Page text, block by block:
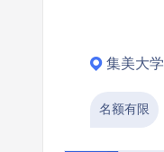
集美大学
名额有限